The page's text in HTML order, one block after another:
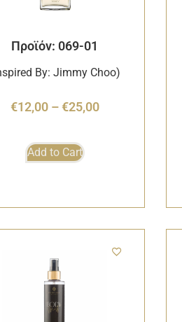
Προϊόν: 069-01
By: Jimmy Choo)
€12,00 – €25,00
Add to Cart